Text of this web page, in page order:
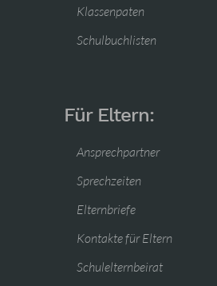
Klassenpaten
Schulbuchlisten
Für Eltern:
Ansprechpartner
Sprechzeiten
Elternbriefe
Kontakte für Eltern
Schulelternbeirat